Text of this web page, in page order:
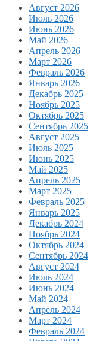
Август 2026
Июль 2026
Июнь 2026
Май 2026
Апрель 2026
Март 2026
Февраль 2026
Январь 2026
Декабрь 2025
Ноябрь 2025
Октябрь 2025
Сентябрь 2025
Август 2025
Июль 2025
Июнь 2025
Май 2025
Апрель 2025
Март 2025
Февраль 2025
Январь 2025
Декабрь 2024
Ноябрь 2024
Октябрь 2024
Сентябрь 2024
Август 2024
Июль 2024
Июнь 2024
Май 2024
Апрель 2024
Март 2024
Февраль 2024